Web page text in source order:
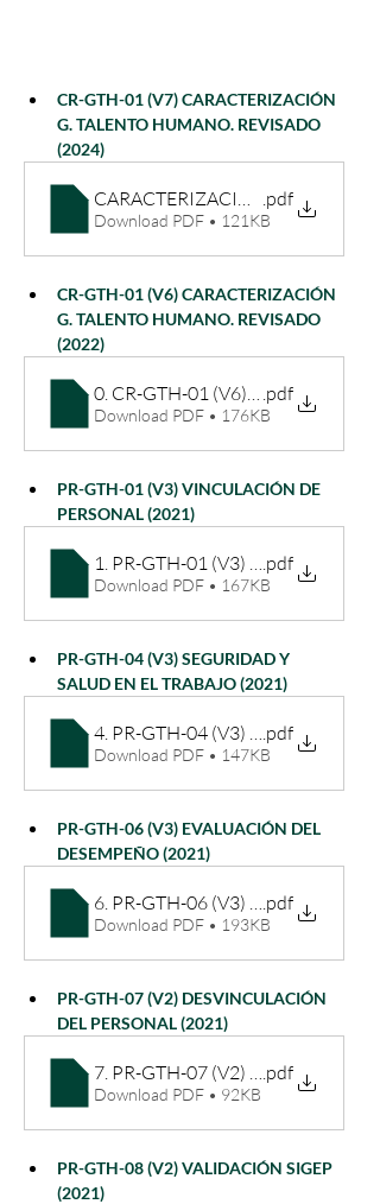
CR-GTH-01 (V7) CARACTERIZACIÓN
G. TALENTO HUMANO. REVISADO
(2024)
CARACTERIZACIÓN G. TALENTO
.pdf
Download PDF • 121KB
CR-GTH-01 (V6) CARACTERIZACIÓN
G. TALENTO HUMANO. REVISADO
(2022)
0. CR-GTH-01 (V6) .pdf
Download PDF • 176KB
PR-GTH-01 (V3) VINCULACIÓN DE
PERSONAL (2021)
1. PR-GTH-01 (V3) .pdf
Download PDF • 167KB
PR-GTH-04 (V3) SEGURIDAD Y
SALUD EN EL TRABAJO (2021)
4. PR-GTH-04 (V3) SEGURIDAD
.pdf
Download PDF • 147KB
PR-GTH-06 (V3) EVALUACIÓN DEL
DESEMPEÑO (2021)
6. PR-GTH-06 (V3).pdf
Download PDF • 193KB
PR-GTH-07 (V2) DESVINCULACIÓN
DEL PERSONAL (2021)
7. PR-GTH-07 (V2).pdf
Download PDF • 92KB
PR-GTH-08 (V2) VALIDACIÓN SIGEP
(2021)